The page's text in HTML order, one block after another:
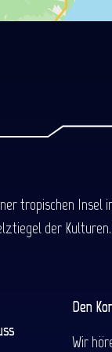
tropischen Insel
der Kulturen.
Den
Wir